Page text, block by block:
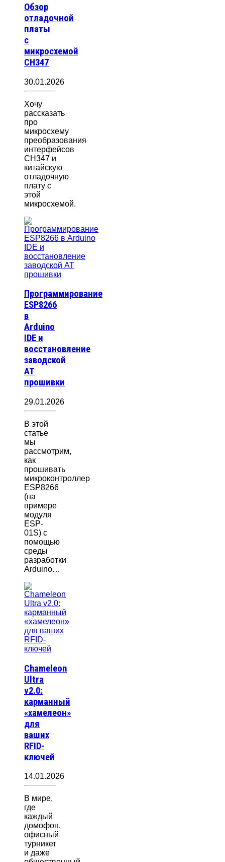
Обзор
отладочной
платы
с
микросхемой
CH347
30.01.2026
Хочу
рассказать
про
микросхему
преобразования
интерфейсов
CH347 и
китайскую
отладочную
плату с
этой
микросхемой.
Программирование
ESP8266
в
Arduino
IDE и
восстановление
заводской
AT
прошивки
29.01.2026
В этой
статье
мы
рассмотрим,
как
прошивать
микроконтроллер
ESP8266
(на
примере
модуля
ESP-
01S) с
помощью
среды
разработки
Arduino…
Chameleon
Ultra
v2.0:
карманный
«хамелеон»
для
ваших
RFID-
ключей
14.01.2026
В мире,
где
каждый
домофон,
офисный
турникет
и даже